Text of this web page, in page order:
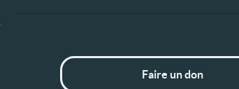
Faire un don